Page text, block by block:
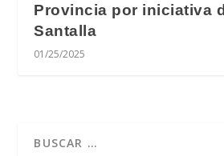
Provincia por iniciativa
Santalla
01/25/2025